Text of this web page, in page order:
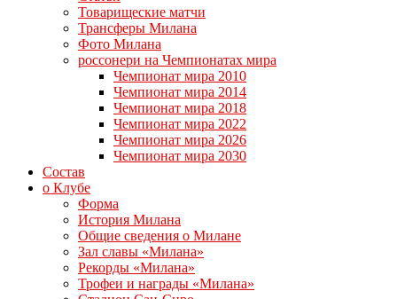
Товарищеские матчи
Трансферы Милана
Фото Милана
россонери на Чемпионатах мира
Чемпионат мира 2010
Чемпионат мира 2014
Чемпионат мира 2018
Чемпионат мира 2022
Чемпионат мира 2026
Чемпионат мира 2030
Состав
о Клубе
Форма
История Милана
Общие сведения о Милане
Зал славы «Милана»
Рекорды «Милана»
Трофеи и награды «Милана»